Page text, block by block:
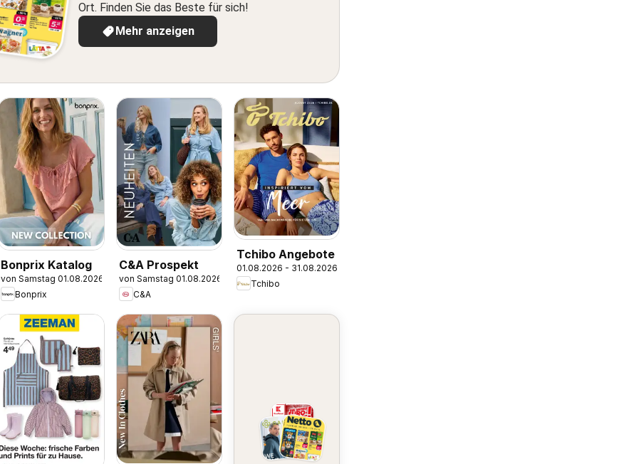
Ort. Finden Sie das Beste für sich!
Mehr anzeigen
Bonprix Katalog
von Samstag 01.08.2026
Bonprix
C&A Prospekt
von Samstag 01.08.2026
C&A
Tchibo Angebote
01.08.2026 - 31.08.2026
Tchibo